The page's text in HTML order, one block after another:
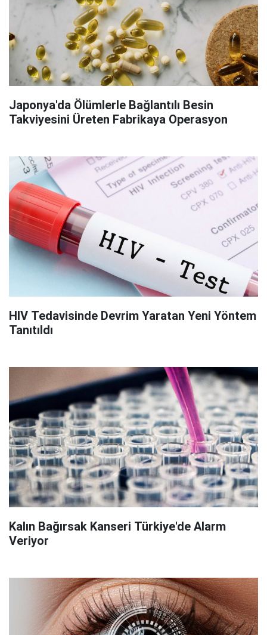
Japonya'da Ölümlerle Bağlantılı Besin
Takviyesini Üreten Fabrikaya Operasyon
HIV Tedavisinde Devrim Yaratan Yeni Yöntem
Tanıtıldı
Kalın Bağırsak Kanseri Türkiye'de Alarm
Veriyor